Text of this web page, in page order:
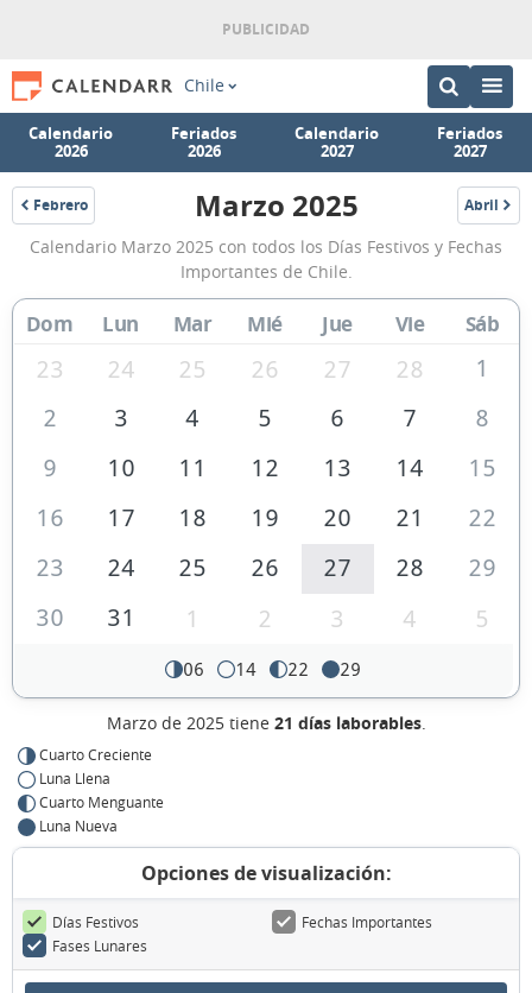
Chile
Calendario
2026
Feriados
2026
Calendario
2027
Feriados
2027
Febrero
2025
Calendario
Marzo
2025
de
Chile
Marzo 2025 Abril
2025
Calendario Marzo 2025 con todos los Días Festivos y Fechas
Importantes de Chile.
Dom Lun Mar Mié Jue Vie Sáb
23 24 25 26 27 28
1
2
3 4 5 6 7
8
9
10 11 12 13 14
15
16
17 18 19 20 21
22
23
24 25 26 27 28
29
30
31 1 2 3 4 5
06 14 22 29
Marzo de 2025 tiene 21 días laborables.
Cuarto Creciente
Luna Llena
Cuarto Menguante
Luna Nueva
Opciones de visualización:
Días Festivos
Fechas Importantes
Fases Lunares